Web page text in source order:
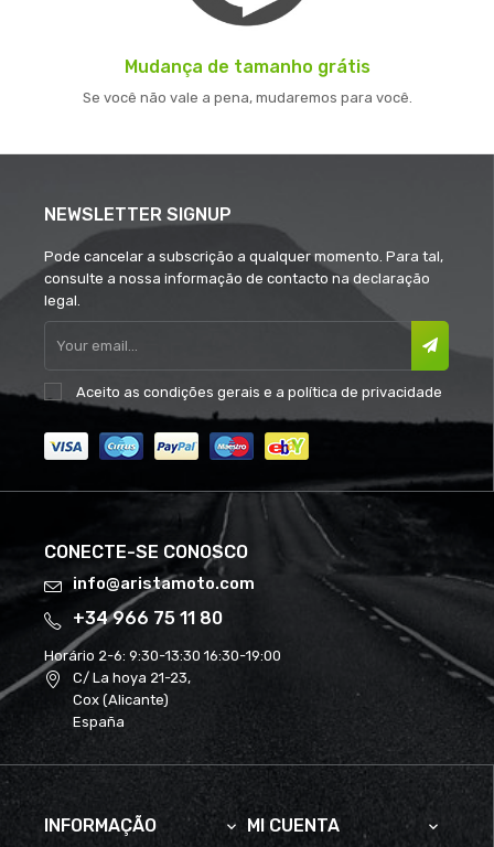
Mudança de tamanho grátis
Se você não vale a pena, mudaremos para você.
NEWSLETTER SIGNUP
Pode cancelar a subscrição a qualquer momento. Para tal,
consulte a nossa informação de contacto na declaração
legal.
Aceito as condições gerais e a política de privacidade
CONECTE-SE CONOSCO
info@aristamoto.com
+34 966 75 11 80
Horário 2-6: 9:30-13:30 16:30-19:00
C/ La hoya 21-23,
Cox (Alicante)
España
INFORMAÇÃO  MI CUENTA 